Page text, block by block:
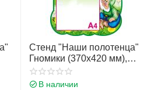
Стенд "Наши полотенца"
Гномики (370х420 мм),
ПВХ, 1 карман А4
(плоский)
В наличии